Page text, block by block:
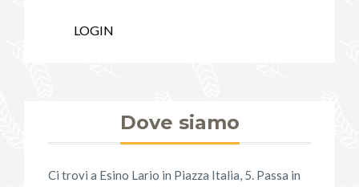
LOGIN
Dove siamo
Ci trovi a Esino Lario in Piazza Italia, 5. Passa in